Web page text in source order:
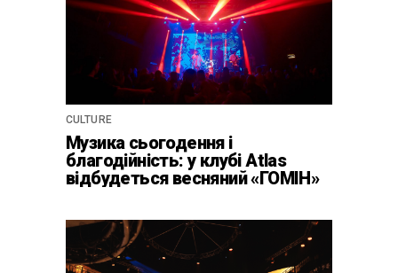
CULTURE
Музика сьогодення і
благодійність: у клубі Atlas
відбудеться весняний «ГОМІН»